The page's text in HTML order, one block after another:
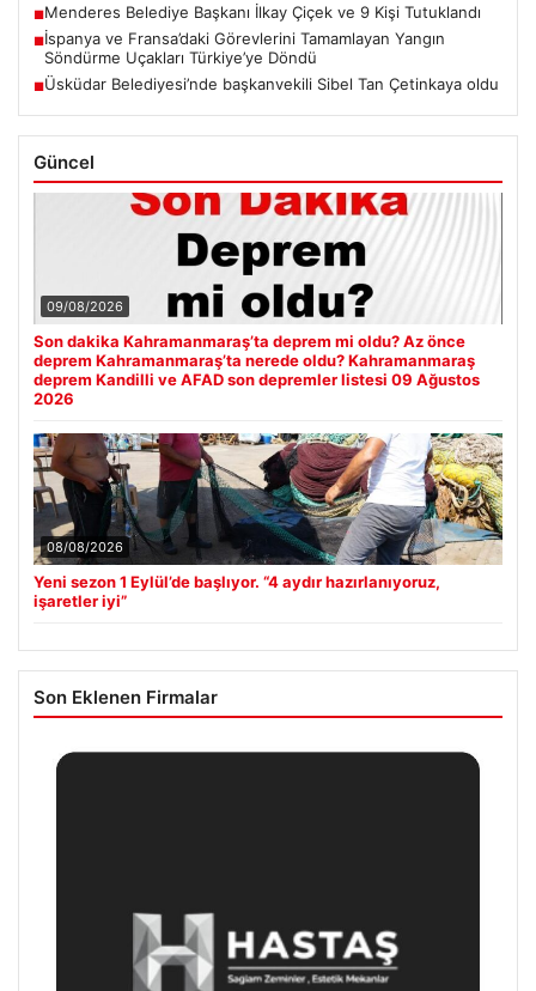
■Menderes Belediye Başkanı İlkay Çiçek ve 9 Kişi Tutuklandı
■İspanya ve Fransa’daki Görevlerini Tamamlayan Yangın
Söndürme Uçakları Türkiye’ye Döndü
■Üsküdar Belediyesi’nde başkanvekili Sibel Tan Çetinkaya oldu
Güncel
09/08/2026
Son dakika Kahramanmaraş’ta deprem mi oldu? Az önce
deprem Kahramanmaraş’ta nerede oldu? Kahramanmaraş
deprem Kandilli ve AFAD son depremler listesi 09 Ağustos
2026
08/08/2026
Yeni sezon 1 Eylül’de başlıyor. “4 aydır hazırlanıyoruz,
işaretler iyi”
Son Eklenen Firmalar